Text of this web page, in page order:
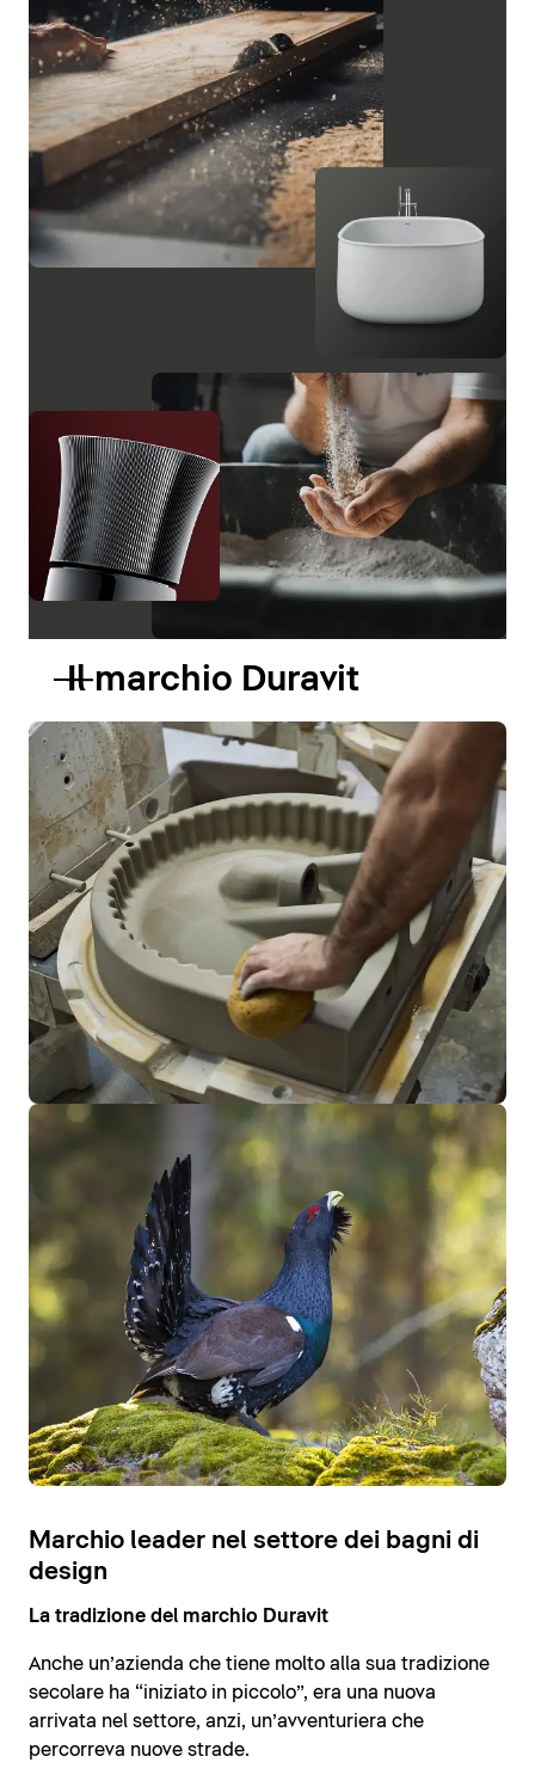
Il marchio Duravit
Marchio leader nel settore dei bagni di
design
La tradizione del marchio Duravit
Anche un’azienda che tiene molto alla sua tradizione
secolare ha “iniziato in piccolo”, era una nuova
arrivata nel settore, anzi, un’avventuriera che
percorreva nuove strade.